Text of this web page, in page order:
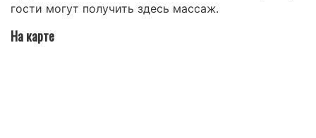
гости могут получить здесь массаж.
На карте